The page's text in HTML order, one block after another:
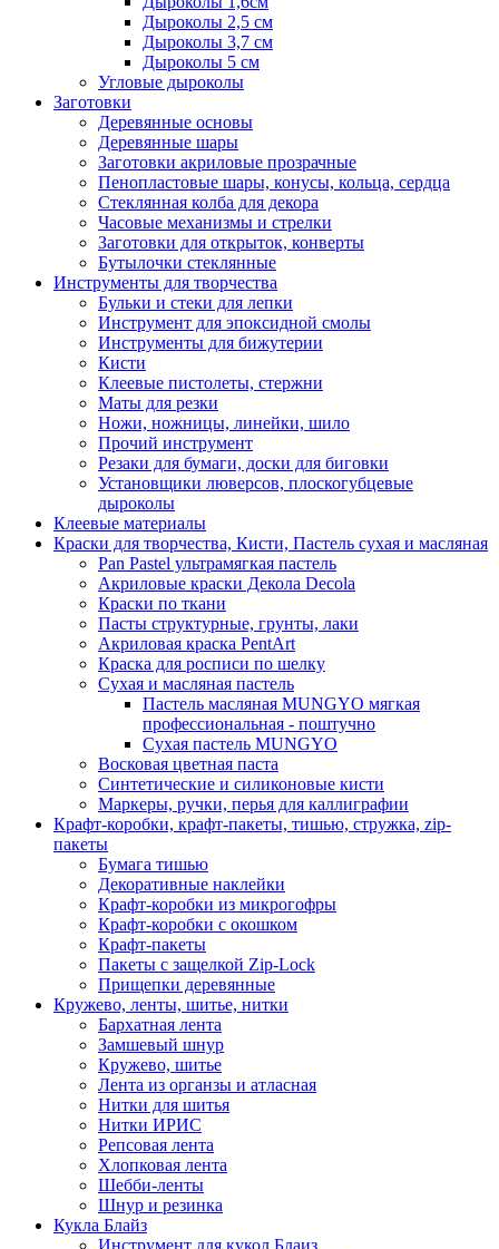
Дыроколы 2,5 см
Дыроколы 3,7 см
Дыроколы 5 см
Угловые дыроколы
Заготовки
Деревянные основы
Деревянные шары
Заготовки акриловые прозрачные
Пенопластовые шары, конусы, кольца, сердца
Стеклянная колба для декора
Часовые механизмы и стрелки
Заготовки для открыток, конверты
Бутылочки стеклянные
Инструменты для творчества
Бульки и стеки для лепки
Инструмент для эпоксидной смолы
Инструменты для бижутерии
Кисти
Клеевые пистолеты, стержни
Маты для резки
Ножи, ножницы, линейки, шило
Прочий инструмент
Резаки для бумаги, доски для биговки
Установщики люверсов, плоскогубцевые
дыроколы
Клеевые материалы
Краски для творчества, Кисти, Пастель сухая и масляная
Pan Pastel ультрамягкая пастель
Акриловые краски Декола Decola
Краски по ткани
Пасты структурные, грунты, лаки
Акриловая краска PentArt
Краска для росписи по шелку
Cухая и масляная пастель
Пастель масляная MUNGYO мягкая
профессиональная - поштучно
Сухая пастель MUNGYO
Восковая цветная паста
Синтетические и силиконовые кисти
Маркеры, ручки, перья для каллиграфии
Крафт-коробки, крафт-пакеты, тишью, стружка, zip-
пакеты
Бумага тишью
Декоративные наклейки
Крафт-коробки из микрогофры
Крафт-коробки с окошком
Крафт-пакеты
Пакеты с защелкой Zip-Lock
Прищепки деревянные
Кружево, ленты, шитье, нитки
Бархатная лента
Замшевый шнур
Кружево, шитье
Лента из органзы и атласная
Нитки для шитья
Нитки ИРИС
Репсовая лента
Хлопковая лента
Шебби-ленты
Шнур и резинка
Кукла Блайз
Инструмент для кукол Блаиз